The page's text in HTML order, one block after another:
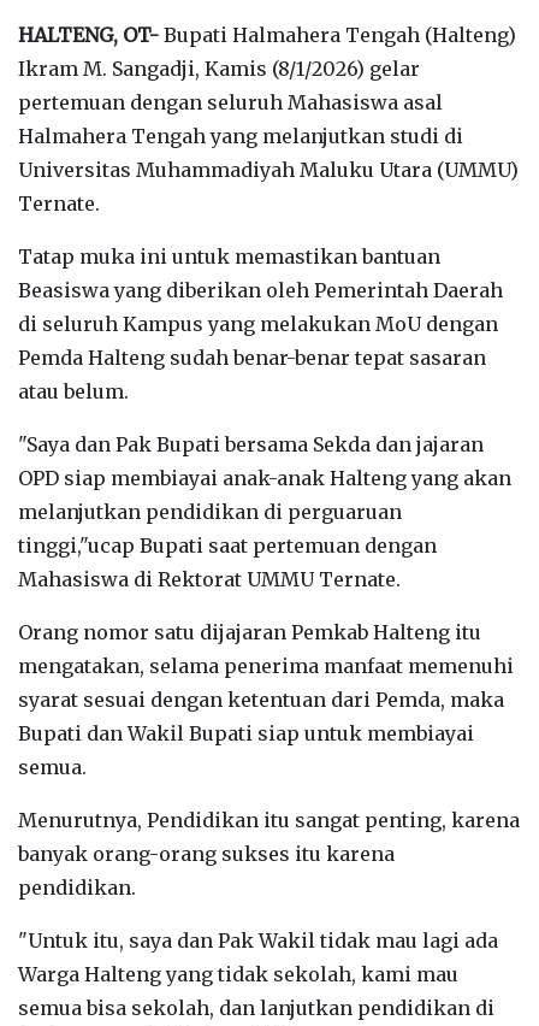
HALTENG, OT- Bupati Halmahera Tengah (Halteng)
Ikram M. Sangadji, Kamis (8/1/2026) gelar
pertemuan dengan seluruh Mahasiswa asal
Halmahera Tengah yang melanjutkan studi di
Universitas Muhammadiyah Maluku Utara (UMMU)
Ternate.
Tatap muka ini untuk memastikan bantuan
Beasiswa yang diberikan oleh Pemerintah Daerah
di seluruh Kampus yang melakukan MoU dengan
Pemda Halteng sudah benar-benar tepat sasaran
atau belum.
"Saya dan Pak Bupati bersama Sekda dan jajaran
OPD siap membiayai anak-anak Halteng yang akan
melanjutkan pendidikan di perguaruan
tinggi,"ucap Bupati saat pertemuan dengan
Mahasiswa di Rektorat UMMU Ternate.
Orang nomor satu dijajaran Pemkab Halteng itu
mengatakan, selama penerima manfaat memenuhi
syarat sesuai dengan ketentuan dari Pemda, maka
Bupati dan Wakil Bupati siap untuk membiayai
semua.
Menurutnya, Pendidikan itu sangat penting, karena
banyak orang-orang sukses itu karena
pendidikan.
"Untuk itu, saya dan Pak Wakil tidak mau lagi ada
Warga Halteng yang tidak sekolah, kami mau
semua bisa sekolah, dan lanjutkan pendidikan di